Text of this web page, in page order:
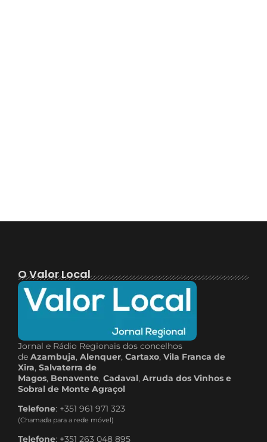
O Valor Local
Jornal e Rádio Regionais dos concelhos
de Azambuja, Alenquer, Cartaxo, Vila Franca de
Xira, Salvaterra de
Magos, Benavente, Cadaval, Arruda dos Vinhos e
Sobral de Monte Agraçol
Telefone: +351 961 971 323
(Chamada para a rede móvel)
Telefone: +351 263 048 895